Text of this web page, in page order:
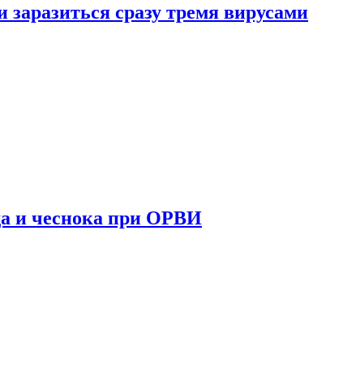
сразу тремя вирусами
и чеснока при ОРВИ